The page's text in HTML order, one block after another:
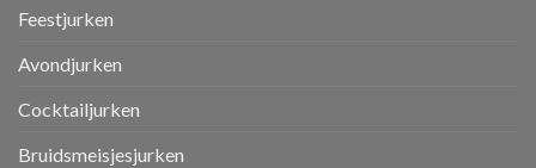
Feestjurken
Avondjurken
Cocktailjurken
Bruidsmeisjesjurken